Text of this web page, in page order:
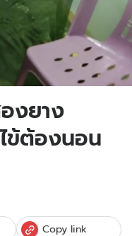
งยาง
ข้ต้องนอน
Copy link